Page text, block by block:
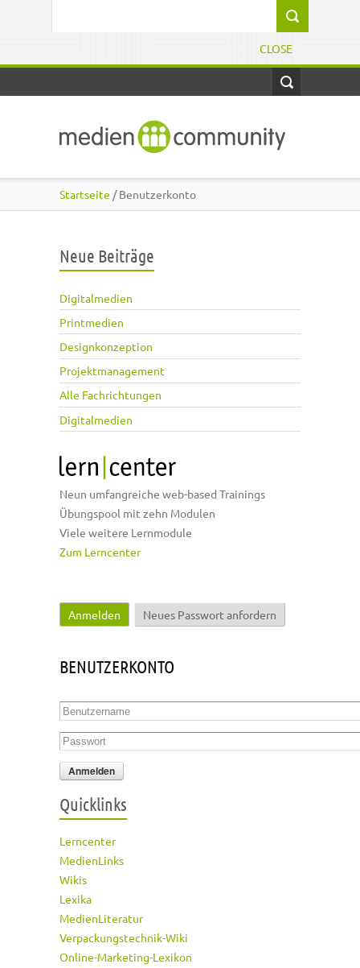
CLOSE
Startseite / Benutzerkonto
Neue Beiträge
Digitalmedien
Printmedien
Designkonzeption
Projektmanagement
Alle Fachrichtungen
Digitalmedien
Neun umfangreiche web-based Trainings
Übungspool mit zehn Modulen
Viele weitere Lernmodule
Zum Lerncenter
Haupt-Reiter
Anmelden (aktiver Reiter)
Neues Passwort anfordern
BENUTZERKONTO
Benutzername
Passwort
Quicklinks
Lerncenter
MedienLinks
Wikis
Lexika
MedienLiteratur
Verpackungstechnik-Wiki
Online-Marketing-Lexikon